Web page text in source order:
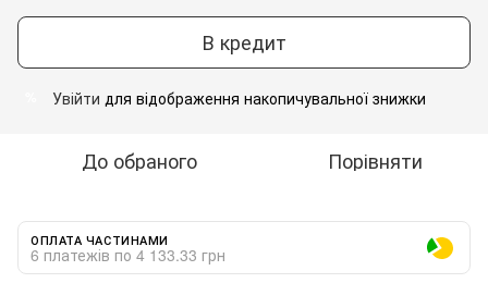
В кредит
Увійти для відображення накопичувальної знижки
До обраного Порівняти
ОПЛАТА ЧАСТИНАМИ
6 платежів по 4 133.33 грн